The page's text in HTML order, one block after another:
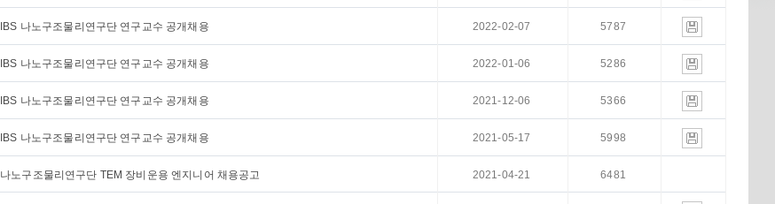
IBS 나노구조물리연구단 연구교수 공개채용 2022-02-07 5787
IBS 나노구조물리연구단 연구교수 공개채용 2022-01-06 5286
IBS 나노구조물리연구단 연구교수 공개채용 2021-12-06 5366
IBS 나노구조물리연구단 연구교수 공개채용 2021-05-17 5998
나노구조물리연구단 TEM 장비운용 엔지니어 채용공고 2021-04-21 6481